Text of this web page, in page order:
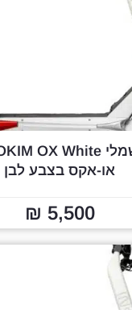
או-אקס בצבע לבן
5,500 ₪